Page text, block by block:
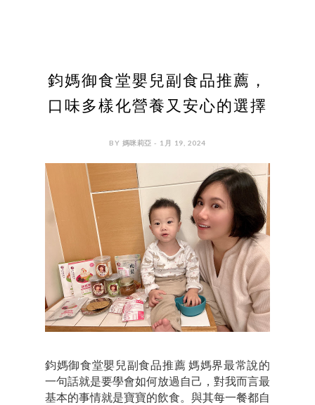
鈞媽御食堂嬰兒副食品推薦，
口味多樣化營養又安心的選擇
BY 媽咪莉亞 - 1月 19, 2024
鈞媽御食堂嬰兒副食品推薦 媽媽界最常說的
一句話就是要學會如何放過自己，對我而言最
基本的事情就是寶寶的飲食。與其每一餐都自